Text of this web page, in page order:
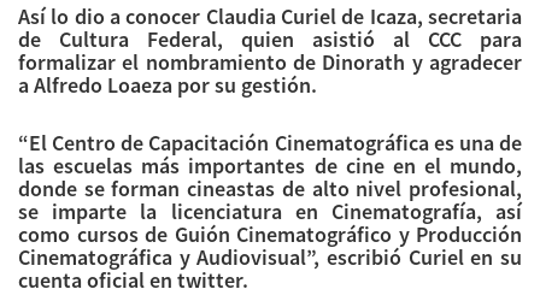
Así lo dio a conocer Claudia Curiel de Icaza, secretaria
de Cultura Federal, quien asistió al CCC para
formalizar el nombramiento de Dinorath y agradecer
a Alfredo Loaeza por su gestión.
“El Centro de Capacitación Cinematográfica es una de
las escuelas más importantes de cine en el mundo,
donde se forman cineastas de alto nivel profesional,
se imparte la licenciatura en Cinematografía, así
como cursos de Guión Cinematográfico y Producción
Cinematográfica y Audiovisual”, escribió Curiel en su
cuenta oficial en twitter.